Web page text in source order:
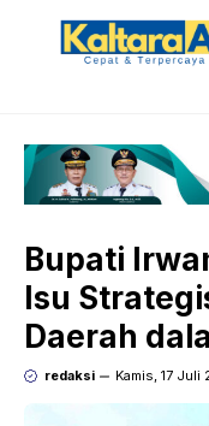
Langsung
Bupati
Isu
Daerah
redaksi Kamis, 17 Juli